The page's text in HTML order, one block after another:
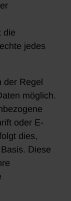
die
jedes
Regel
möglich.
oder E-
dies,
Diese